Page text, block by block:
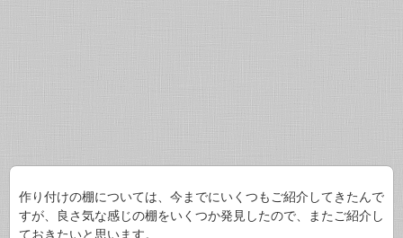
作り付けの棚については、今までにいくつもご紹介してきたんで
すが、良さ気な感じの棚をいくつか発見したので、またご紹介し
ておきたいと思います。